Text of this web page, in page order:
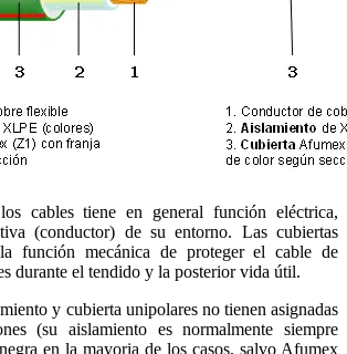
cables tiene en general función eléctrica,
(conductor) de su entorno. Las cubiertas
función mecánica de proteger el cable de
durante el tendido y la posterior vida útil.
y cubierta unipolares no tienen asignadas
(su aislamiento es normalmente siempre
en la mayoria de los casos, salvo Afumex